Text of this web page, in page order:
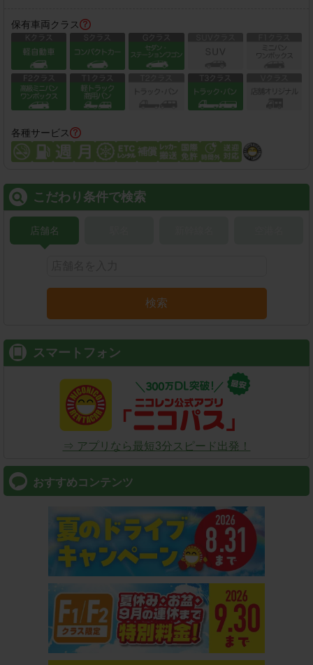
保有車両クラス
各種サービス
こだわり条件で検索
店舗名
検索
スマートフォン
⇒ アプリなら最短3分スピード出発！
おすすめコンテンツ